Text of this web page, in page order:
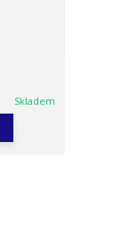
Skladem